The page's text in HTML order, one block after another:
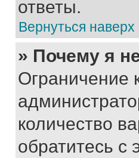
ответы.
Вернуться наверх
» Почему я
Ограничение
количество
обратитесь с